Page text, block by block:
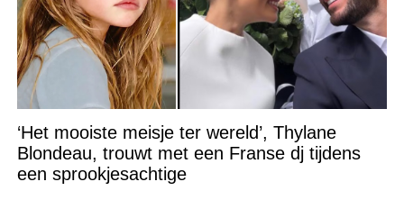
‘Het mooiste meisje ter wereld’, Thylane
Blondeau, trouwt met een Franse dj tijdens
een sprookjesachtige